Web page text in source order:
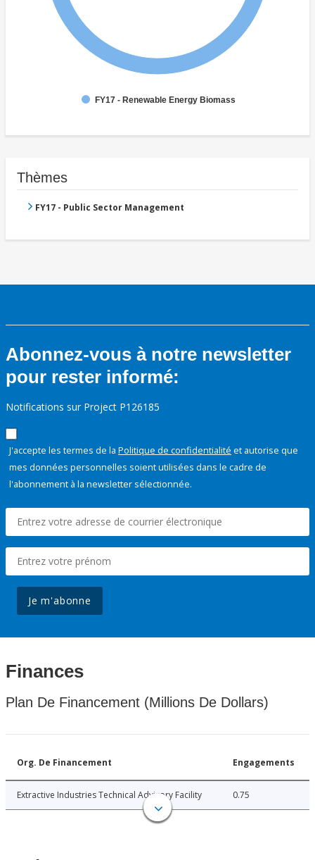
FY17 - Renewable Energy Biomass
Thèmes
FY17 - Public Sector Management
Abonnez-vous à notre newsletter
pour rester informé:
Notifications sur Project P126185
J'accepte les termes de la Politique de confidentialité et autorise que
mes données personnelles soient utilisées dans le cadre de
l'abonnement à la newsletter sélectionnée.
Je m'abonne
Finances
Plan De Financement (Millions De Dollars)
Org. De Financement Engagements
Extractive Industries Technical Advisory Facility 0.75